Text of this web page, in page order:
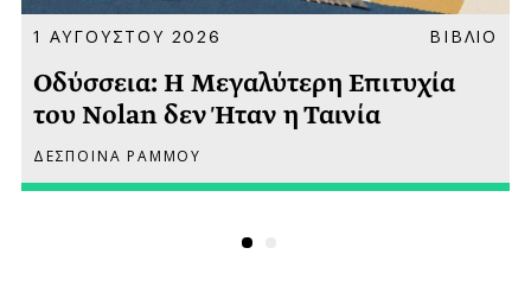
1 ΑΥΓΟΥΣΤΟΥ 2026 ΒΙΒΛΙΟ
Οδύσσεια: Η Μεγαλύτερη Επιτυχία
του Nolan δεν Ήταν η Ταινία
ΔΕΣΠΟΙΝΑ ΡΑΜΜΟΥ